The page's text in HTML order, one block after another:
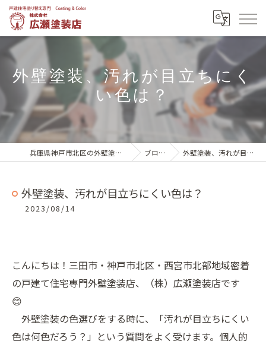
外壁塗装、汚れが目立ちにく
い色は？
兵庫県神戸市北区の外壁塗装は株式会社広瀬塗装店 ブログ一覧 外壁塗装、汚れが目立ちにくい色は？
外壁塗装、汚れが目立ちにくい色は？
2023/08/14
こんにちは！三田市・神戸市北区・西宮市北部地域密着
の戸建て住宅専門外壁塗装店、（株）広瀬塗装店です
😊
外壁塗装の色選びをする時に、「汚れが目立ちにくい
色は何色だろう？」という質問をよく受けます。個人的